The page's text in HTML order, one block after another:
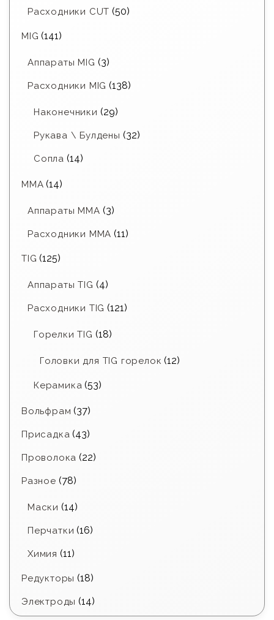
Расходники CUT (50)
MIG (141)
Аппараты MIG (3)
Расходники MIG (138)
Наконечники (29)
Рукава \ Булдены (32)
Сопла (14)
MMA (14)
Аппараты MMA (3)
Расходники ММА (11)
TIG (125)
Аппараты TIG (4)
Расходники TIG (121)
Горелки TIG (18)
Головки для TIG горелок (12)
Керамика (53)
Вольфрам (37)
Присадка (43)
Проволока (22)
Разное (78)
Маски (14)
Перчатки (16)
Химия (11)
Редукторы (18)
Электроды (14)